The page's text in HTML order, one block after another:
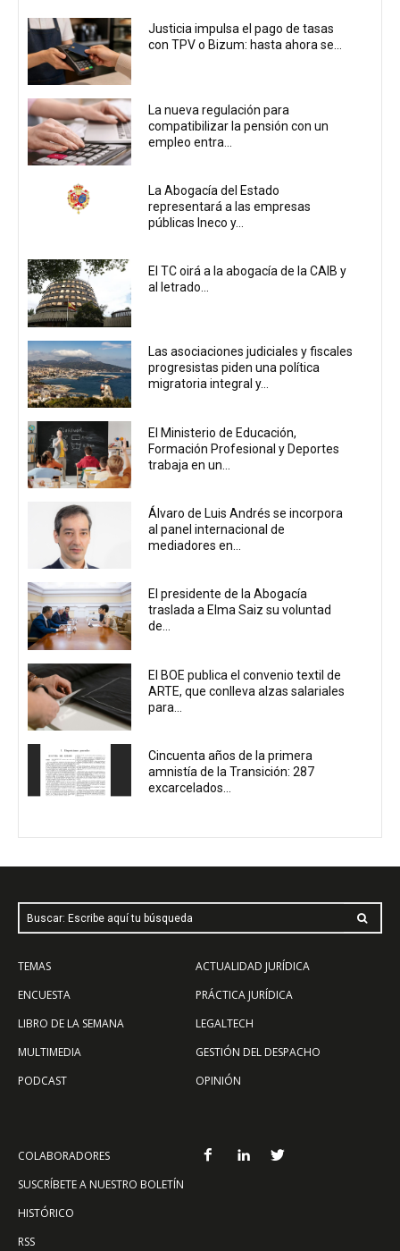
Justicia impulsa el pago de tasas
con TPV o Bizum: hasta ahora se...
La nueva regulación para
compatibilizar la pensión con un
empleo entra...
La Abogacía del Estado
representará a las empresas
públicas Ineco y...
El TC oirá a la abogacía de la CAIB y
al letrado...
Las asociaciones judiciales y fiscales
progresistas piden una política
migratoria integral y...
El Ministerio de Educación,
Formación Profesional y Deportes
trabaja en un...
Álvaro de Luis Andrés se incorpora
al panel internacional de
mediadores en...
El presidente de la Abogacía
traslada a Elma Saiz su voluntad
de...
El BOE publica el convenio textil de
ARTE, que conlleva alzas salariales
para...
Cincuenta años de la primera
amnistía de la Transición: 287
excarcelados...
Buscar: Escribe aquí tu búsqueda
TEMAS
ENCUESTA
LIBRO DE LA SEMANA
MULTIMEDIA
PODCAST
ACTUALIDAD JURÍDICA
PRÁCTICA JURÍDICA
LEGALTECH
GESTIÓN DEL DESPACHO
OPINIÓN
COLABORADORES
SUSCRÍBETE A NUESTRO BOLETÍN
HISTÓRICO
RSS